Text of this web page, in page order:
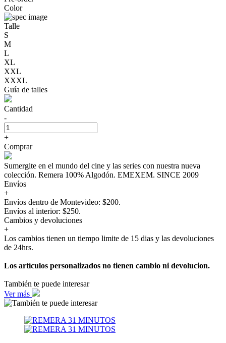
Color
Talle
S
M
L
XL
XXL
XXXL
Guía de talles
Cantidad
-
+
Comprar
Sumergite en el mundo del cine y las series con nuestra nueva
colección. Remera 100% Algodón. EMEXEM. SINCE 2009
Envíos
+
Envíos dentro de Montevideo: $200.
Envíos al interior: $250.
Cambios y devoluciones
+
Los cambios tienen un tiempo limite de 15 dias y las devoluciones
de 24hrs.
Los artículos personalizados no tienen cambio ni devolucion.
También te puede interesar
Ver más